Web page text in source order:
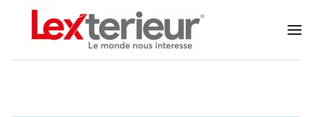
Accéder au contenu principal